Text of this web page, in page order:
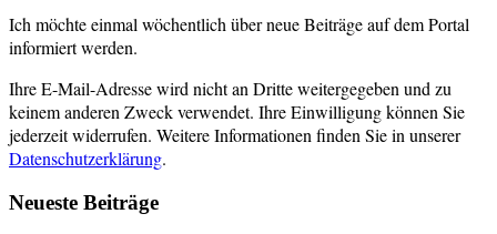
Ich möchte einmal wöchentlich über neue Beiträge auf dem Portal
informiert werden.
Ihre E-Mail-Adresse wird nicht an Dritte weitergegeben und zu
keinem anderen Zweck verwendet. Ihre Einwilligung können Sie
jederzeit widerrufen. Weitere Informationen finden Sie in unserer
Datenschutzerklärung.
Neueste Beiträge